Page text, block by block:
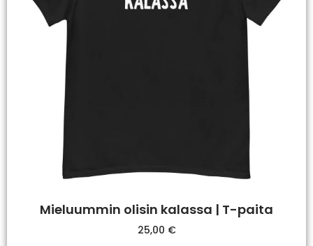
Mieluummin olisin kalassa | T-paita
25,00 €